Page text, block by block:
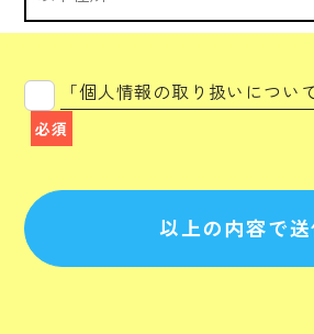
「個人情報の取り扱いについ
必須
以上の内容で